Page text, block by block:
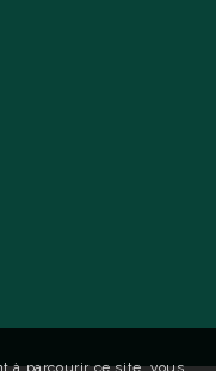
à parcourir ce site, vous